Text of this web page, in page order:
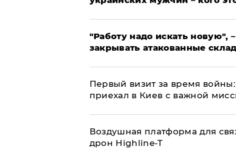
"Работу надо искать новую",
закрывать атакованные
Первый визит за время
приехал в Киев с важной
Воздушная платформа для
дрон Highline-T